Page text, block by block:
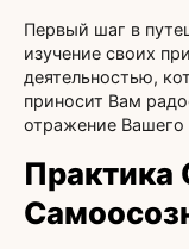
Первый шаг в
изучение своих
деятельностью,
приносит Вам
отражение Вашего
Практика